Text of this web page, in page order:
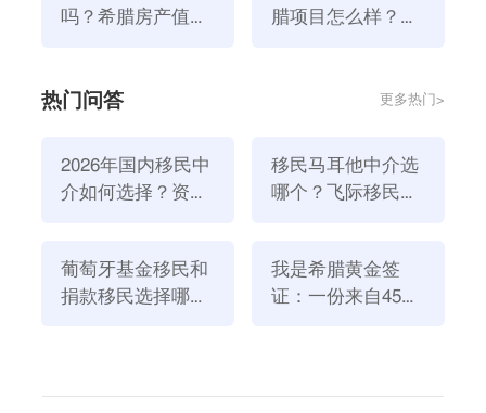
会影响国内的工作与生活。
不需要居住，不需要经商管理经验。
登陆希腊选房，之后买房、注册、递交移民申请就可以
了，部分日程繁忙的申请人也可在国内订房。
整个流程快速简单。
内容总结：以上便是“希腊移民要求是什么？为什么选
吗？希腊房产值得
腊项目怎么样？移
热门问答 更多热门>
2026年国内移民中
介如何选择？资
移民马耳他中介选
哪个？飞际移民是
葡萄牙基金移民和
捐款移民选择哪个
我是希腊黄金签
证：一份来自45亿